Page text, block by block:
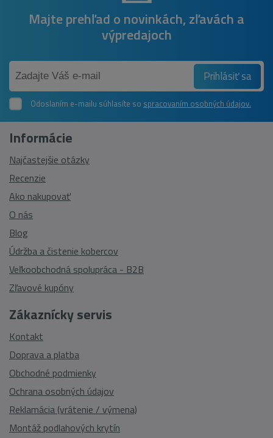
Majte prehľad o novinkách, zľavách a
výpredajoch
Prihlásiť sa
Odoslaním e-mailu súhlasíte so spracovaním osobných údajov.
Zákaznícky servis
Kontakt
Doprava a platba
Obchodné podmienky
Ochrana osobných údajov
Reklamácia (vrátenie / výmena)
Montáž podlahových krytín
Informácie
Najčastejšie otázky
Recenzie
Ako nakupovať
O nás
Blog
Údržba a čistenie kobercov
Veľkoobchodná spolupráca - B2B
Zľavové kupóny